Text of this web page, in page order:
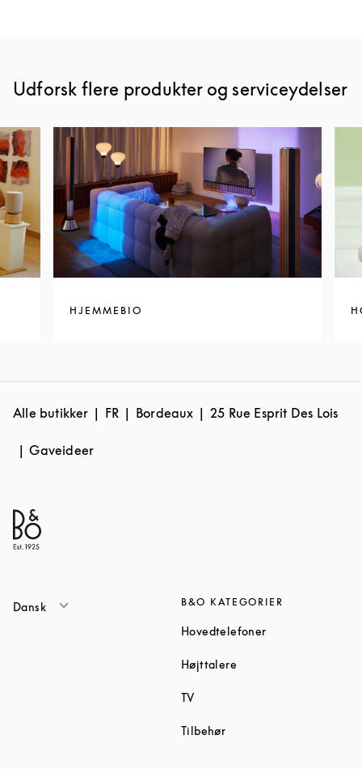
Udforsk flere produkter og serviceydelser
HJEMMEBIO
Alle butikker FR Bordeaux 25 Rue Esprit Des Lois
Gaveideer
Dansk B&O KATEGORIER
HovedtelefonerLink Opens in
Højttalere
TVLink Opens in New Tab
TilbehørLink Opens in New Tab